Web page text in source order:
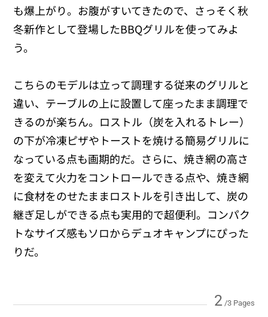
も爆上がり。お腹がすいてきたので、さっそく秋
冬新作として登場したBBQグリルを使ってみよ
う。
こちらのモデルは立って調理する従来のグリルと
違い、テーブルの上に設置して座ったまま調理で
きるのが楽ちん。ロストル（炭を入れるトレー）
の下が冷凍ピザやトーストを焼ける簡易グリルに
なっている点も画期的だ。さらに、焼き網の高さ
を変えて火力をコントロールできる点や、焼き網
に食材をのせたままロストルを引き出して、炭の
継ぎ足しができる点も実用的で超便利。コンパク
トなサイズ感もソロからデュオキャンプにぴった
りだ。
2 /3 Pages